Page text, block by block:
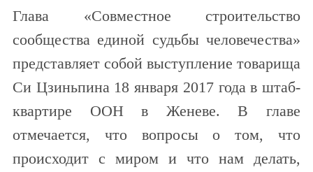
Глава «Совместное строительство
сообщества единой судьбы человечества»
представляет собой выступление товарища
Си Цзиньпина 18 января 2017 года в штаб-
квартире ООН в Женеве. В главе
отмечается, что вопросы о том, что
происходит с миром и что нам делать,